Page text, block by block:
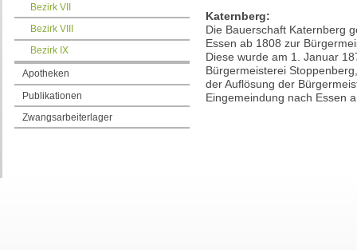
Bezirk VII
Bezirk VIII
Bezirk IX
Apotheken
Publikationen
Zwangsarbeiterlager
Katernberg:
Die Bauerschaft Katernberg
Essen ab 1808 zur
Diese wurde am 1. Januar
Bürgermeisterei
der Auflösung der
Eingemeindung nach Essen